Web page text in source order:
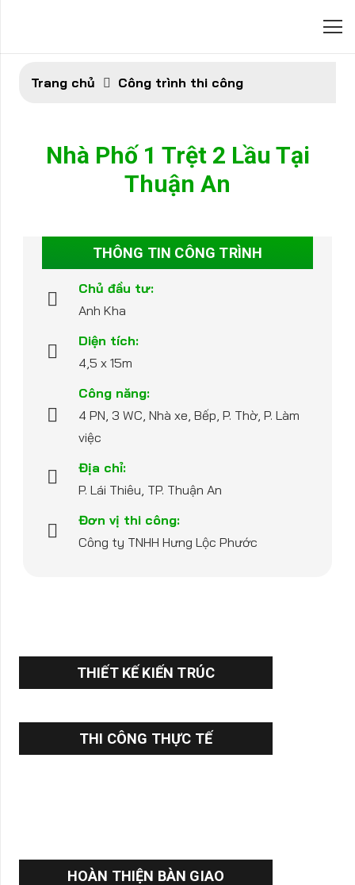
Trang chủ Công trình thi công
Nhà Phố 1 Trệt 2 Lầu Tại
Thuận An
THÔNG TIN CÔNG TRÌNH
Chủ đầu tư:
Anh Kha
Diện tích:
4,5 x 15m
Công năng:
4 PN, 3 WC, Nhà xe, Bếp, P. Thờ, P. Làm
việc
Địa chỉ:
P. Lái Thiêu, TP. Thuận An
Đơn vị thi công:
Công ty TNHH Hưng Lộc Phước
THIẾT KẾ KIẾN TRÚC
THI CÔNG THỰC TẾ
HOÀN THIỆN BÀN GIAO